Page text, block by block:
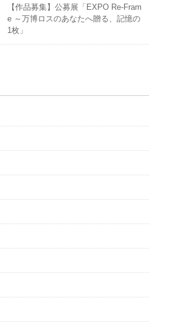
【作品募集】公募展「EXPO Re-Fram
e ～万博ロスのあなたへ贈る、記憶の
1枚」